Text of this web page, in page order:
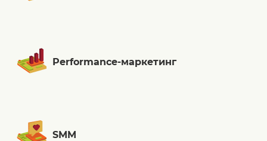
Performance-маркетинг
SMM